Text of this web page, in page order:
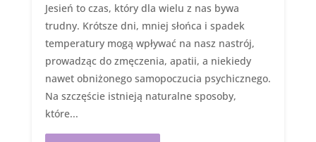
Jesień to czas, który dla wielu z nas bywa
trudny. Krótsze dni, mniej słońca i spadek
temperatury mogą wpływać na nasz nastrój,
prowadząc do zmęczenia, apatii, a niekiedy
nawet obniżonego samopoczucia psychicznego.
Na szczęście istnieją naturalne sposoby,
które...